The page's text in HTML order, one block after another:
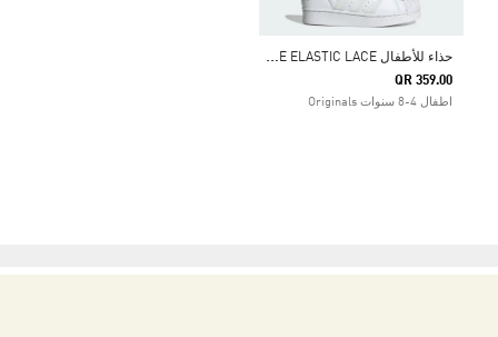
ح
ذاء للأطفال SUPERSTAR LED LIGHTS COMFORT CLOSURE ELASTIC LACE
QR 359.00
اطفال 4-8 سنوات Originals